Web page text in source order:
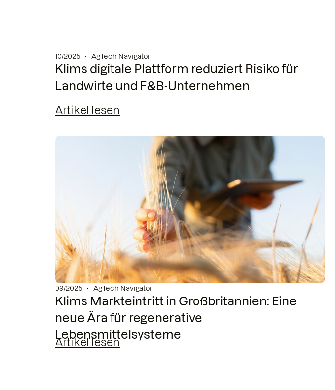
10/2025 AgTech Navigator
Klims digitale Plattform reduziert Risiko für
Landwirte und F&B-Unternehmen
Artikel lesen
09/2025 AgTech Navigator
Klims Markteintritt in Großbritannien: Eine
neue Ära für regenerative
Lebensmittelsysteme
Artikel lesen